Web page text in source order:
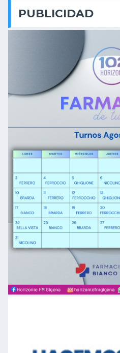
PUBLICIDAD